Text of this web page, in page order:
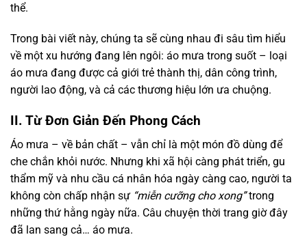
thể.
Trong bài viết này, chúng ta sẽ cùng nhau đi sâu tìm hiểu
về một xu hướng đang lên ngôi: áo mưa trong suốt – loại
áo mưa đang được cả giới trẻ thành thị, dân công trình,
người lao động, và cả các thương hiệu lớn ưa chuộng.
II. Từ Đơn Giản Đến Phong Cách
Áo mưa – về bản chất – vẫn chỉ là một món đồ dùng để
che chắn khỏi nước. Nhưng khi xã hội càng phát triển, gu
thẩm mỹ và nhu cầu cá nhân hóa ngày càng cao, người ta
không còn chấp nhận sự “miễn cưỡng cho xong”trong
những thứ hằng ngày nữa. Câu chuyện thời trang giờ đây
đã lan sang cả… áo mưa.